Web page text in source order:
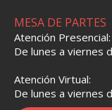
MESA DE PARTES
Atención Presencial:
De lunes a viernes
Atención Virtual:
De lunes a viernes